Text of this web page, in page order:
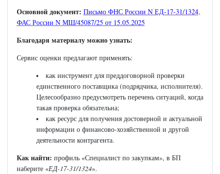
Основной документ: Письмо ФНС России N ЕД-17-31/1324,
ФАС России N МШ/45087/25 от 15.05.2025
Благодаря материалу можно узнать:
Сервис оценки предлагают применять:
как инструмент для преддоговорной проверки
единственного поставщика (подрядчика, исполнителя).
Целесообразно предусмотреть перечень ситуаций, когда
такая проверка обязательна;
как ресурс для получения достоверной и актуальной
информации о финансово-хозяйственной и другой
деятельности контрагента.
Как найти: профиль «Специалист по закупкам», в БП
наберите «ЕД-17-31/1324».